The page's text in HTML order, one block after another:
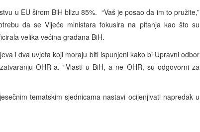
u EU širom BiH blizu 85%. “Vaš je posao da im to pružite,”
da se Vijeće ministara fokusira na pitanja kao što su
velika većina građana BiH.
i dva uvjeta koji moraju biti ispunjeni kako bi Upravni odbor
OHR-a. “Vlasti u BiH, a ne OHR, su odgovorni za
tematskim sjednicama nastavi ocijenjivati napredak u